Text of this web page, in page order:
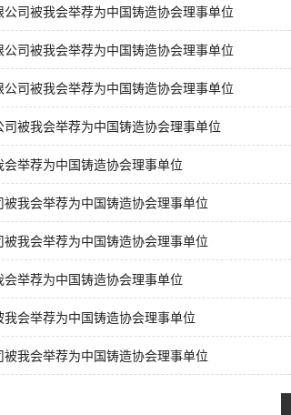
司被我会举荐为中国铸造协会理事单位
司被我会举荐为中国铸造协会理事单位
司被我会举荐为中国铸造协会理事单位
被我会举荐为中国铸造协会理事单位
举荐为中国铸造协会理事单位
我会举荐为中国铸造协会理事单位
我会举荐为中国铸造协会理事单位
举荐为中国铸造协会理事单位
会举荐为中国铸造协会理事单位
我会举荐为中国铸造协会理事单位